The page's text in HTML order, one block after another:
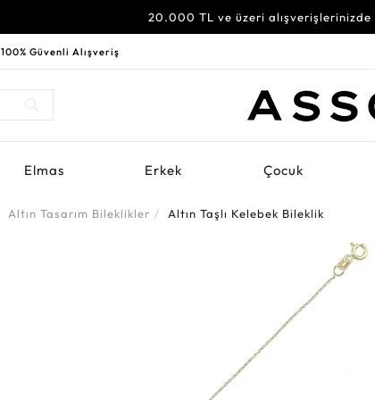
20.000 TL ve üzeri alışverişlerinizde
100% Güvenli Alışveriş
Elmas Erkek Çocuk
Altın Tasarım Bileklikler Altın Taşlı Kelebek Bileklik